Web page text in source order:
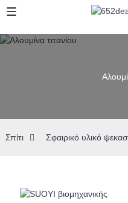
Σπίτι Σφαιρικό υλικό